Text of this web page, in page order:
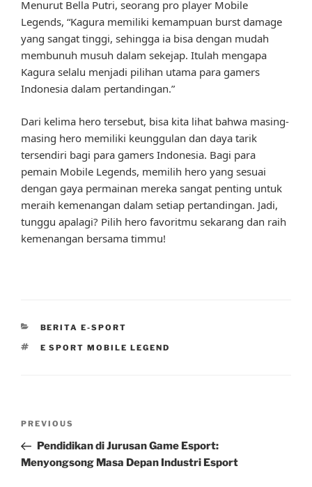
Menurut Bella Putri, seorang pro player Mobile
Legends, “Kagura memiliki kemampuan burst damage
yang sangat tinggi, sehingga ia bisa dengan mudah
membunuh musuh dalam sekejap. Itulah mengapa
Kagura selalu menjadi pilihan utama para gamers
Indonesia dalam pertandingan.”
Dari kelima hero tersebut, bisa kita lihat bahwa masing-
masing hero memiliki keunggulan dan daya tarik
tersendiri bagi para gamers Indonesia. Bagi para
pemain Mobile Legends, memilih hero yang sesuai
dengan gaya permainan mereka sangat penting untuk
meraih kemenangan dalam setiap pertandingan. Jadi,
tunggu apalagi? Pilih hero favoritmu sekarang dan raih
kemenangan bersama timmu!
CATEGORIES
BERITA E-SPORT
TAGS
E SPORT MOBILE LEGEND
Previous
Post
PREVIOUS
Pendidikan di Jurusan Game Esport:
Menyongsong Masa Depan Industri Esport